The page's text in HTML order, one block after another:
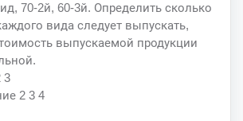
70-2й, 60-3й. Определить сколько
вида следует выпускать,
выпускаемой продукции
3
2 3 4